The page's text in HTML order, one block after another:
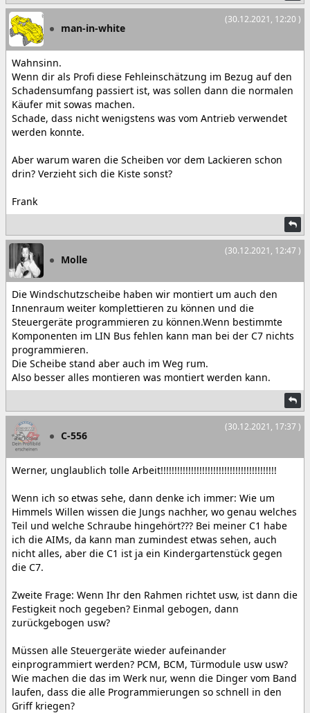
(30.12.2021, 12:20 )
man-in-white
Wahnsinn.
Wenn dir als Profi diese Fehleinschätzung im Bezug auf den
Schadensumfang passiert ist, was sollen dann die normalen
Käufer mit sowas machen.
Schade, dass nicht wenigstens was vom Antrieb verwendet
werden konnte.
Aber warum waren die Scheiben vor dem Lackieren schon
drin? Verzieht sich die Kiste sonst?
Frank
(30.12.2021, 12:47 )
Molle
Die Windschutzscheibe haben wir montiert um auch den
Innenraum weiter komplettieren zu können und die
Steuergeräte programmieren zu können.Wenn bestimmte
Komponenten im LIN Bus fehlen kann man bei der C7 nichts
programmieren.
Die Scheibe stand aber auch im Weg rum.
Also besser alles montieren was montiert werden kann.
(30.12.2021, 17:37 )
C-556
Werner, unglaublich tolle Arbeit!!!!!!!!!!!!!!!!!!!!!!!!!!!!!!!!!!!!!!!!!!
Wenn ich so etwas sehe, dann denke ich immer: Wie um
Himmels Willen wissen die Jungs nachher, wo genau welches
Teil und welche Schraube hingehört??? Bei meiner C1 habe
ich die AIMs, da kann man zumindest etwas sehen, auch
nicht alles, aber die C1 ist ja ein Kindergartenstück gegen
die C7.
Zweite Frage: Wenn Ihr den Rahmen richtet usw, ist dann die
Festigkeit noch gegeben? Einmal gebogen, dann
zurückgebogen usw?
Müssen alle Steuergeräte wieder aufeinander
einprogrammiert werden? PCM, BCM, Türmodule usw usw?
Wie machen die das im Werk nur, wenn die Dinger vom Band
laufen, dass die alle Programmierungen so schnell in den
Griff kriegen?